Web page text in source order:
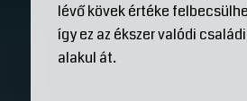
lévő kövek értéke
így ez az ékszer valódi
alakul át.